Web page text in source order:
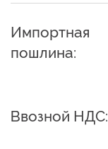
Импортная
пошлина:
Ввозной НДС: